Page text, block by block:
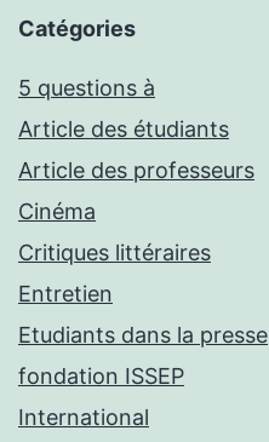
Catégories
5 questions à
Article des étudiants
Article des professeurs
Cinéma
Critiques littéraires
Entretien
Etudiants dans la presse
fondation ISSEP
International